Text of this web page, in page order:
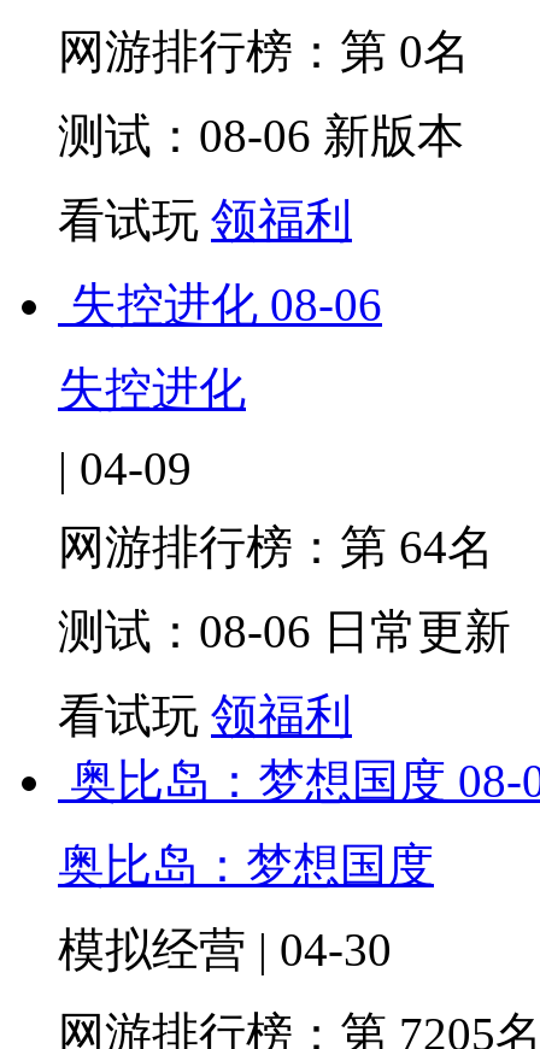
网游排行榜： 第 0名
测试：08-06 新版本
看试玩 领福利
失控进化 08-06
失控进化
| 04-09
网游排行榜： 第 64名
测试：08-06 日常更新
看试玩 领福利
奥比岛：梦想国度 08-
奥比岛：梦想国度
模拟经营 | 04-30
网游排行榜： 第 7205